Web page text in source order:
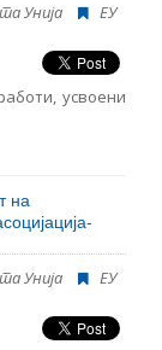
Унија
ЕУ
усвоени
на
Унија
ЕУ